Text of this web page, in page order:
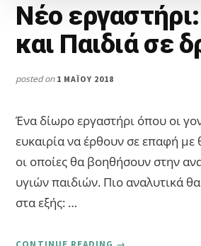
Νέο εργαστήρι:
και Παιδιά σε
posted on 1 ΜΑΪ́ΟΥ 2018
Ένα δίωρο εργαστήρι όπου οι
ευκαιρία να έρθουν σε επαφή με
οι οποίες θα βοηθήσουν στην
υγιών παιδιών. Πιο αναλυτικά
στα εξής: …
ABOUT